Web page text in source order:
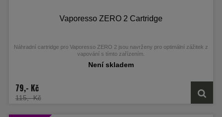
Vaporesso ZERO 2 Cartridge
Náhradní cartridge pro Vaporesso ZERO 2 jsou navrženy pro optimální zážitek z
vapování s tímto zařízením.
Není skladem
79,- Kč
115,- Kč